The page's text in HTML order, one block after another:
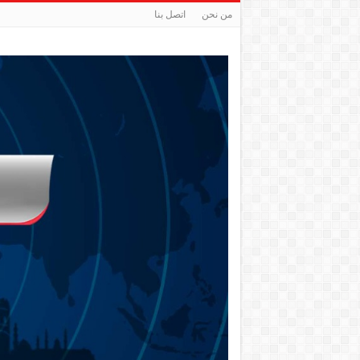
من نحن اتصل بنا